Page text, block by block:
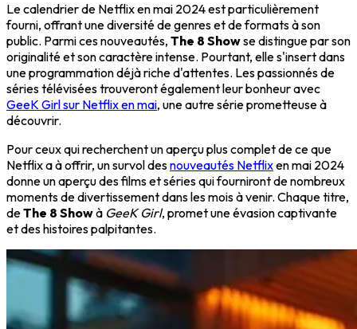
Le calendrier de Netflix en mai 2024 est particulièrement
fourni, offrant une diversité de genres et de formats à son
public. Parmi ces nouveautés, The 8 Showse distingue par son
originalité et son caractère intense. Pourtant, elle s'insert dans
une programmation déjà riche d'attentes. Les passionnés de
séries télévisées trouveront également leur bonheur avec
GeeK Girl sur Netflix en mai, une autre série prometteuse à
découvrir.
Pour ceux qui recherchent un aperçu plus complet de ce que
Netflix a à offrir, un survol desnouveautés Netflixen mai 2024
donne un aperçu des films et séries qui fourniront de nombreux
moments de divertissement dans les mois à venir. Chaque titre,
deThe 8 Showà GeeK Girl, promet une évasion captivante
et des histoires palpitantes.